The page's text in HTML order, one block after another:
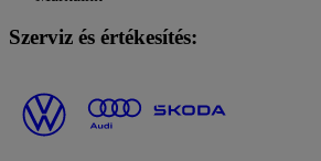
Szerviz és értékesítés: